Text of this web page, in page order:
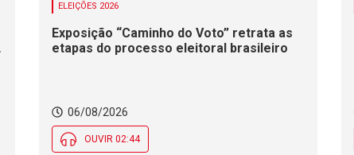
ELEIÇÕES 2026
Exposição “Caminho do Voto” retrata as
etapas do processo eleitoral brasileiro
06/08/2026
OUVIR 02:44